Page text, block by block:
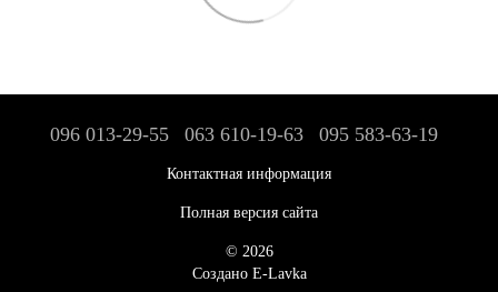
096 013-29-55 063 610-19-63 095 583-63-19
Контактная информация
Полная версия сайта
© 2026
Создано E-Lavka